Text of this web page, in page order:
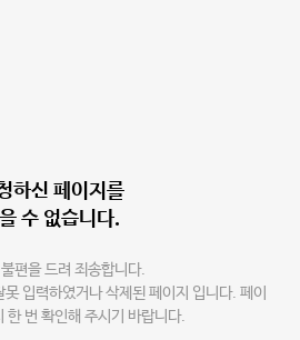
하신 페이지를
수 없습니다.
편을 드려 죄송합니다.
입력하였거나 삭제된 페이지 입니다. 페이
한 번 확인해 주시기 바랍니다.